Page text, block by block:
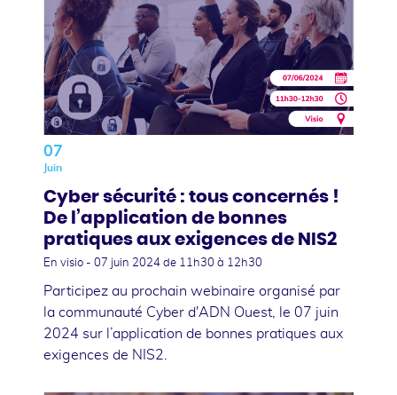
07
Juin
Cyber sécurité : tous concernés !
De l’application de bonnes
pratiques aux exigences de NIS2
En visio - 07 juin 2024 de 11h30 à 12h30
Participez au prochain webinaire organisé par
la communauté Cyber d'ADN Ouest, le 07 juin
2024 sur l’application de bonnes pratiques aux
exigences de NIS2.